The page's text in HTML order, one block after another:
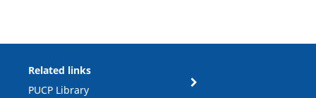
Related links
PUCP Library